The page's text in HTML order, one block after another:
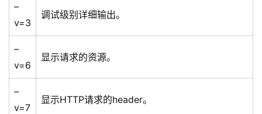
–
v=3
调试级别详细输出。
–
v=6
显示请求的资源。
–
v=7
显示HTTP请求的header。